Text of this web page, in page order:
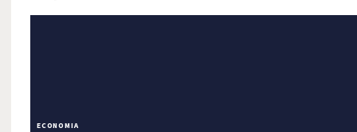
ECONOMIA